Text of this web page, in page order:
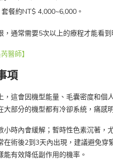
餐約NT$ 4,000~6,000。
通常需要5次以上的療程才能看到
醫師】
項
這會因機型能量、毛囊密度和個
部分的機型都有冷卻系統，痛感
時內會緩解；暫時性色素沉著，
術後2到3天內出現，建議避免
有效降低副作用的機率。